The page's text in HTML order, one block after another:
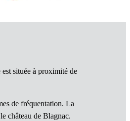
située à proximité de
de fréquentation. La
château de Blagnac.